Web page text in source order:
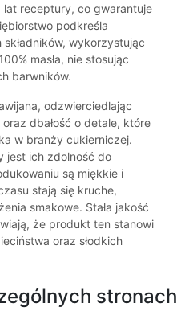
lat receptury, co gwarantuje
podkreśla
wykorzystując
masła, nie stosując
barwników.
odzwierciedlając
dbałość o detale, które
w branży cukierniczej.
jest ich zdolność do
są miękkie i
stają się kruche,
smakowe. Stała jakość
że produkt ten stanowi
oraz słodkich
stronach